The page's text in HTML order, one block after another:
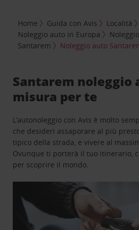
Home Guida con Avis
Località
Noleggio auto in Europa
Santarem
Noleggio auto
Santarem noleggio
misura per te
L’autonoleggio con Avis è molto
che desideri assaporare al più
tipico della strada, e vivere al
Ovunque ti porterà il tuo itinerario,
per scoprire il mondo.